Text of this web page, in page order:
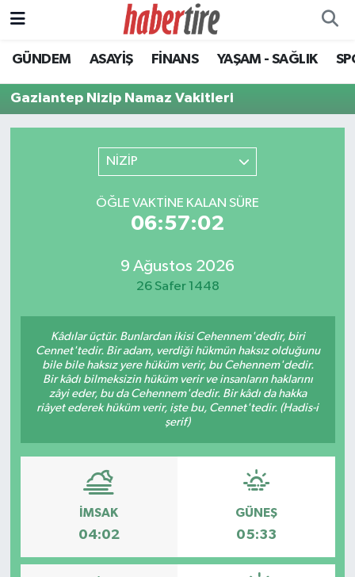
GÜNDEM ASAYİŞ FİNANS YAŞAM - SAĞLIK
Gaziantep Nizip Namaz Vakitleri
NİZİP
ÖĞLE VAKTINE KALAN SÜRE
06:57:02
9 Ağustos 2026
26 Safer 1448
Kâdılar üçtür. Bunlardan ikisi Cehennem'dedir, biri
Cennet'tedir. Bir adam, verdiği hükmün haksız olduğunu
bile bile haksız yere hüküm verir, bu Cehennem'dedir.
Bir kâdı bilmeksizin hüküm verir ve insanların haklarını
zâyi eder, bu da Cehennem'dedir. Bir kâdı da hakka
riâyet ederek hüküm verir, işte bu, Cennet'tedir. (Hadis-i
şerif)
İMSAK
04:02
GÜNEŞ
05:33
Tire Nöbetçi Eczaneler
Tire Hava Durumu
Tüm Manşetler
Son Dakika Haberleri